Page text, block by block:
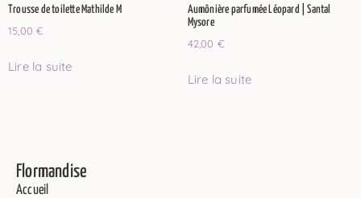
Trousse de toilette Mathilde M
15,00€
Lire la suite
Aumônière parfumée Léopard | Santal
Mysore
42,00 €
Lire la suite
Flormandise
Accueil